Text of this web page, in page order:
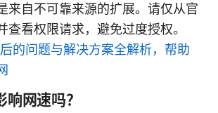
来自不可靠来源的扩展。请仅从官
查看权限请求，避免过度授权。
的问题与解决方案全解析，帮助
网速吗？